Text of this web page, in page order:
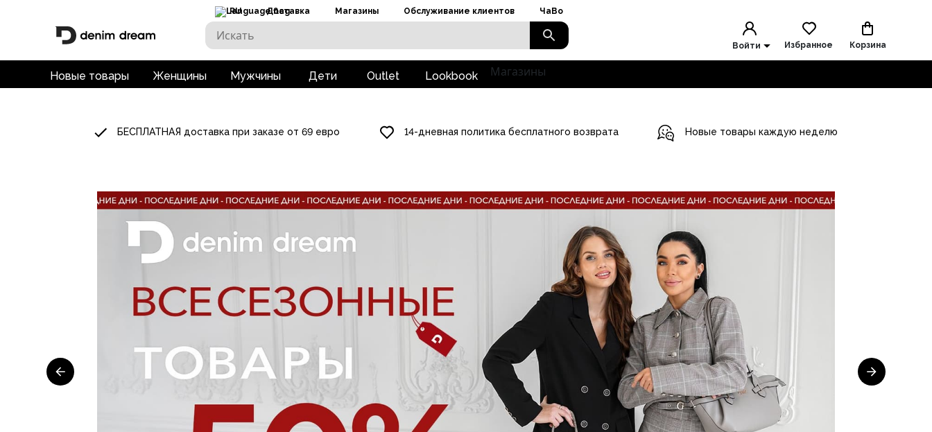
RU Доставка Магазины Обслуживание клиентов ЧаВо
Войти Избранное Корзина
Новые товары Женщины Мужчины Дети Outlet Lookbook Магазины
БЕСПЛАТНАЯ доставка при заказе от 69 евро 14-дневная политика бесплатного возврата Новые товары каждую неделю